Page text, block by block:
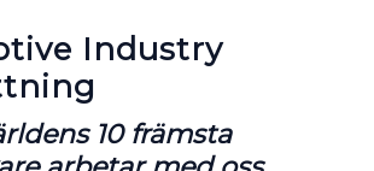
Industry
10 främsta